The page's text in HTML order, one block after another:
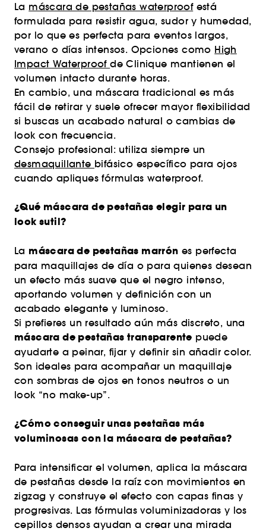
La máscara de pestañas waterproofestá
formulada para resistir agua, sudor y humedad,
por lo que es perfecta para eventos largos,
verano o días intensos. Opciones como High
Impact Waterproofde Clinique mantienen el
volumen intacto durante horas.
En cambio, una máscara tradicional es más
fácil de retirar y suele ofrecer mayor flexibilidad
si buscas un acabado natural o cambias de
look con frecuencia.
Consejo profesional: utiliza siempre un
desmaquillante bifásico específico para ojos
cuando apliques fórmulas waterproof.
¿Qué máscara de pestañas elegir para un
look sutil?
La máscara de pestañas marrón es perfecta
para maquillajes de día o para quienes desean
un efecto más suave que el negro intenso,
aportando volumen y definición con un
acabado elegante y luminoso.
Si prefieres un resultado aún más discreto, una
máscara de pestañas transparente puede
ayudarte a peinar, fijar y definir sin añadir color.
Son ideales para acompañar un maquillaje
con sombras de ojos en tonos neutros o un
look “no make-up”.
¿Cómo conseguir unas pestañas más
voluminosas con la máscara de pestañas?
Para intensificar el volumen, aplica la máscara
de pestañas desde la raíz con movimientos en
zigzag y construye el efecto con capas finas y
progresivas. Las fórmulas voluminizadoras y los
cepillos densos ayudan a crear una mirada